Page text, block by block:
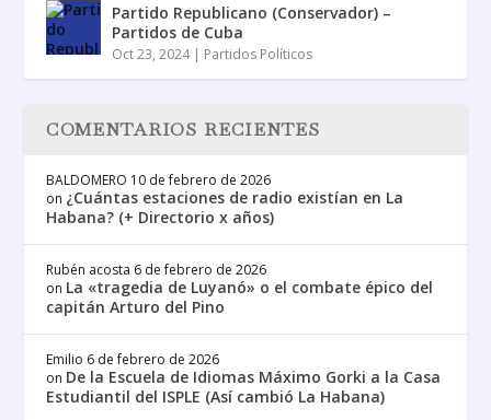
Partido Republicano (Conservador) –
Partidos de Cuba
Oct 23, 2024| Partidos Políticos
COMENTARIOS RECIENTES
BALDOMERO 10 de febrero de 2026
on ¿Cuántas estaciones de radio existían en La
Habana? (+ Directorio x años)
Rubén acosta 6 de febrero de 2026
on La «tragedia de Luyanó» o el combate épico del
capitán Arturo del Pino
Emilio 6 de febrero de 2026
on De la Escuela de Idiomas Máximo Gorki a la Casa
Estudiantil del ISPLE (Así cambió La Habana)